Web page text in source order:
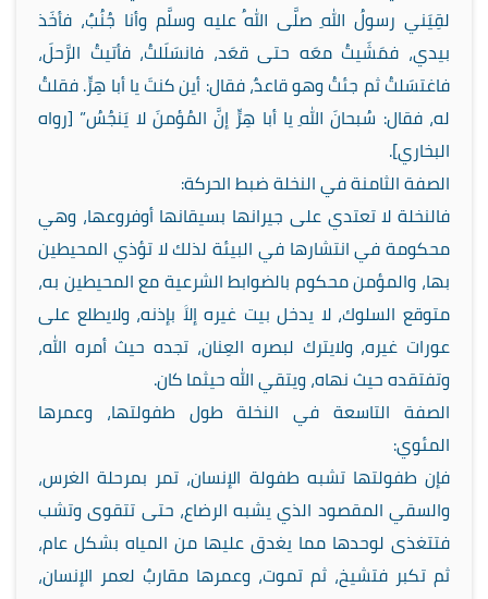
لقِيَني رسولُ اللهِ صلَّى اللهُ عليه وسلَّم وأنا جُنُبٌ، فأخَذ
بيدي، فمَشَيتُ معَه حتى قعَد، فانسَلَلتُ، فأتيتُ الرَّحلَ،
فاغتسَلتُ ثم جئتُ وهو قاعدٌ، فقال: أين كنتَ يا أبا هِرٍّ. فقلتُ
له، فقال: سُبحانَ اللهِ يا أبا هِرٍّ إنَّ المُؤمنَ لا يَنجُسُ” [رواه
البخاري].
الصفة الثامنة في النخلة ضبط الحركة:
فالنخلة لا تعتدي على جيرانها بسيقانها أوفروعها، وهي
محكومة في انتشارها في البيئة لذلك لا تؤذي المحيطين
بها، والمؤمن محكوم بالضوابط الشرعية مع المحيطين به،
متوقع السلوك، لا يدخل بيت غيره إلاﱠ بإذنه، ولايطلع على
عورات غيره، ولايترك لبصره العِنان، تجده حيث أمره الله،
وتفتقده حيث نهاه، ويتقي الله حيثما كان.
الصفة التاسعة في النخلة طول طفولتها، وعمرها
المئوي:
فإن طفولتها تشبه طفولة الإنسان، تمر بمرحلة الغرس،
والسقي المقصود الذي يشبه الرضاع، حتى تتقوى وتشب
فتتغذى لوحدها مما يغدق عليها من المياه بشكل عام،
ثم تكبر فتشيخ، ثم تموت، وعمرها مقاربٌ لعمر الإنسان،